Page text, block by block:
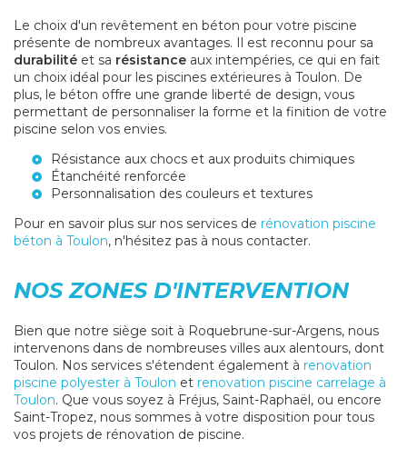
Le choix d'un revêtement en béton pour votre piscine
présente de nombreux avantages. Il est reconnu pour sa
durabilité et sa résistance aux intempéries, ce qui en fait
un choix idéal pour les piscines extérieures à Toulon. De
plus, le béton offre une grande liberté de design, vous
permettant de personnaliser la forme et la finition de votre
piscine selon vos envies.
Résistance aux chocs et aux produits chimiques
Étanchéité renforcée
Personnalisation des couleurs et textures
Pour en savoir plus sur nos services de rénovation piscine
béton à Toulon, n'hésitez pas à nous contacter.
NOS ZONES D'INTERVENTION
Bien que notre siège soit à Roquebrune-sur-Argens, nous
intervenons dans de nombreuses villes aux alentours, dont
Toulon. Nos services s'étendent également à renovation
piscine polyester à Toulon et renovation piscine carrelage à
Toulon. Que vous soyez à Fréjus, Saint-Raphaël, ou encore
Saint-Tropez, nous sommes à votre disposition pour tous
vos projets de rénovation de piscine.